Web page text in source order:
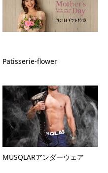
Patisserie-flower
MUSQLARアンダーウェア